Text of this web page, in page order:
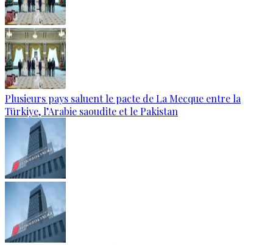
Plusieurs pays saluent le pacte de La Mecque entre la
Türkiye, l’Arabie saoudite et le Pakistan